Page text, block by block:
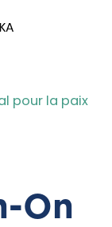
pour la paix
On